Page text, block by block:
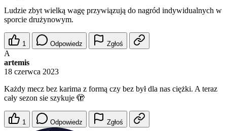
Ludzie zbyt wielką wagę przywiązują do nagród indywidualnych w
sporcie drużynowym.
1 Odpowiedz Zgłoś
A
artemis
18 czerwca 2023
Każdy mecz bez karima z formą czy bez był dla nas ciężki. A teraz
cały sezon sie szykuje 🫣
1 Odpowiedz Zgłoś